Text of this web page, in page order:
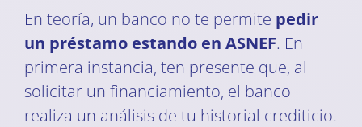
En teoría, un banco no te permite pedir
un préstamo estando en ASNEF. En
primera instancia, ten presente que, al
solicitar un financiamiento, el banco
realiza un análisis de tu historial crediticio.